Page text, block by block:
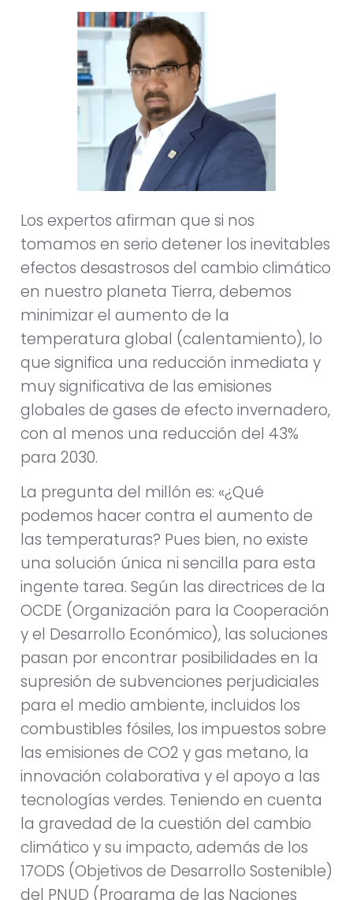
Los expertos afirman que si nos
tomamos en serio detener los inevitables
efectos desastrosos del cambio climático
en nuestro planeta Tierra, debemos
minimizar el aumento de la
temperatura global (calentamiento), lo
que significa una reducción inmediata y
muy significativa de las emisiones
globales de gases de efecto invernadero,
con al menos una reducción del 43%
para 2030.
La pregunta del millón es: «¿Qué
podemos hacer contra el aumento de
las temperaturas? Pues bien, no existe
una solución única ni sencilla para esta
ingente tarea. Según las directrices de la
OCDE (Organización para la Cooperación
y el Desarrollo Económico), las soluciones
pasan por encontrar posibilidades en la
supresión de subvenciones perjudiciales
para el medio ambiente, incluidos los
combustibles fósiles, los impuestos sobre
las emisiones de CO2 y gas metano, la
innovación colaborativa y el apoyo a las
tecnologías verdes. Teniendo en cuenta
la gravedad de la cuestión del cambio
climático y su impacto, además de los
17ODS (Objetivos de Desarrollo Sostenible)
del PNUD (Programa de las Naciones